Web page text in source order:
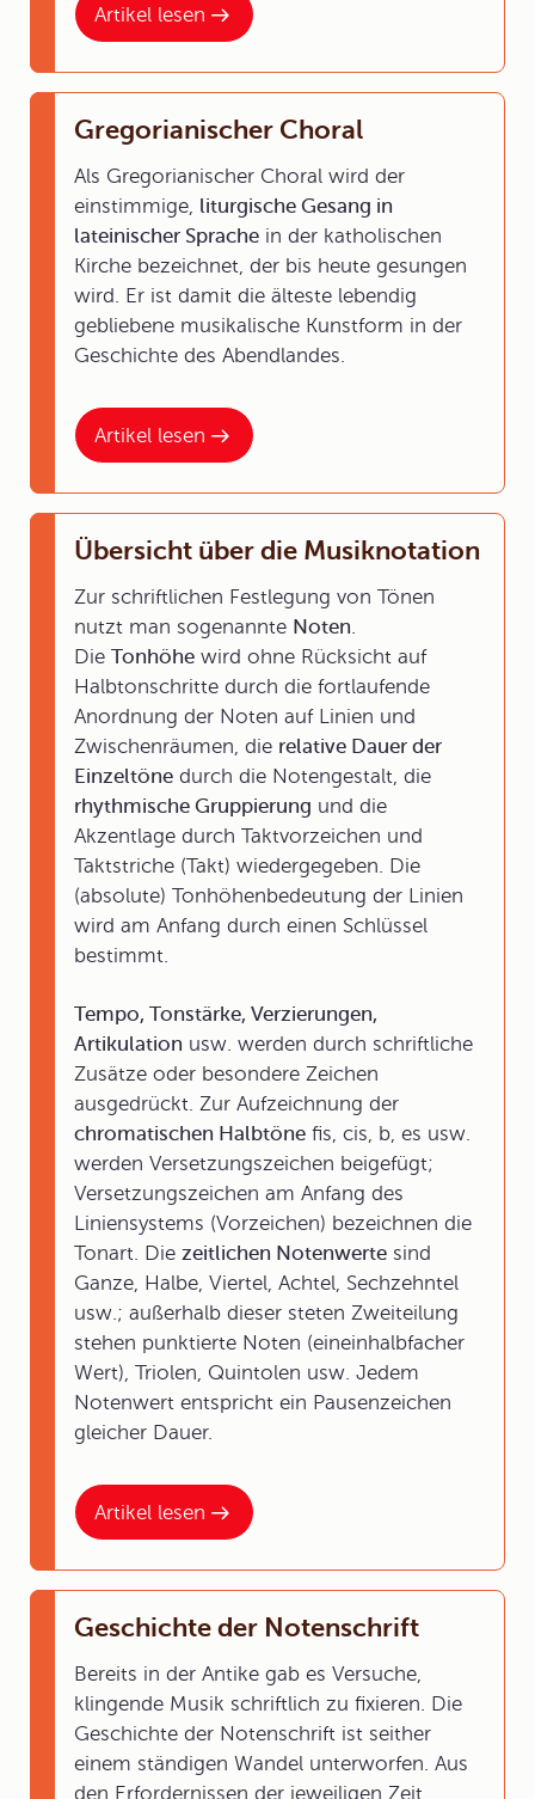
Artikel lesen
Artikel lesen
Gregorianischer Choral
Als Gregorianischer Choral wird der
einstimmige, liturgische Gesang in
lateinischer Sprache in der katholischen
Kirche bezeichnet, der bis heute gesungen
wird. Er ist damit die älteste lebendig
gebliebene musikalische Kunstform in der
Geschichte des Abendlandes.
Artikel lesen
Übersicht über die Musiknotation
Zur schriftlichen Festlegung von Tönen
nutzt man sogenannte Noten.
Die Tonhöhe wird ohne Rücksicht auf
Halbtonschritte durch die fortlaufende
Anordnung der Noten auf Linien und
Zwischenräumen, die relative Dauer der
Einzeltöne durch die Notengestalt, die
rhythmische Gruppierung und die
Akzentlage durch Taktvorzeichen und
Taktstriche (Takt) wiedergegeben. Die
(absolute) Tonhöhenbedeutung der Linien
wird am Anfang durch einen Schlüssel
bestimmt.
Tempo, Tonstärke, Verzierungen,
Artikulation usw. werden durch schriftliche
Zusätze oder besondere Zeichen
ausgedrückt. Zur Aufzeichnung der
chromatischen Halbtöne fis, cis, b, es usw.
werden Versetzungszeichen beigefügt;
Versetzungszeichen am Anfang des
Liniensystems (Vorzeichen) bezeichnen die
Tonart. Die zeitlichen Notenwerte sind
Ganze, Halbe, Viertel, Achtel, Sechzehntel
usw.; außerhalb dieser steten Zweiteilung
stehen punktierte Noten (eineinhalbfacher
Wert), Triolen, Quintolen usw. Jedem
Notenwert entspricht ein Pausenzeichen
gleicher Dauer.
Geschichte der Notenschrift
Bereits in der Antike gab es Versuche,
klingende Musik schriftlich zu fixieren. Die
Geschichte der Notenschrift ist seither
einem ständigen Wandel unterworfen. Aus
den Erfordernissen der jeweiligen Zeit,